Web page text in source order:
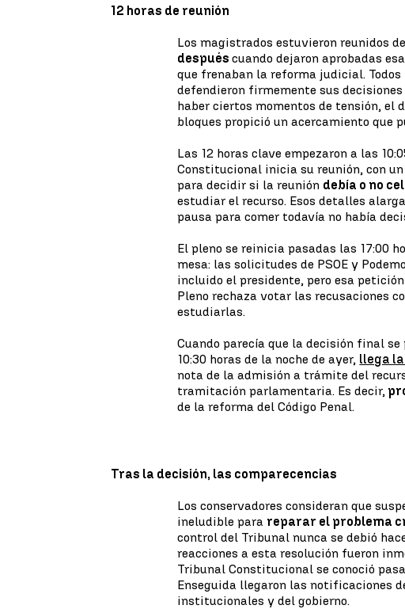
12 horas de reunión
Los magistrados estuvieron reunidos
despuéscuando dejaron aprobadas
que frenaban la reforma judicial.
defendieron firmemente sus
haber ciertos momentos de tensión, el
bloques propició un acercamiento que
Las 12 horas clave empezaron a las
Constitucional inicia su reunión, con
para decidir si la reunión debía o no
estudiar el recurso. Esos detalles
pausa para comer todavía no había
El pleno se reinicia pasadas las 17:00
mesa: las solicitudes de PSOE y
incluido el presidente, pero esa
Pleno rechaza votar las recusaciones
estudiarlas.
Cuando parecía que la decisión final
10:30 horas de la noche de ayer, llega
nota de la admisión a trámite del
tramitación parlamentaria. Es decir,
de la reforma del Código Penal.
Tras la decisión, las comparecencias
Los conservadores consideran que
ineludible para reparar el problema
control del Tribunal nunca se debió
reacciones a esta resolución fueron
Tribunal Constitucional se conoció
Enseguida llegaron las notificaciones
institucionales y del gobierno.